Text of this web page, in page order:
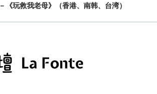
《玩救我老母》（香港、南韩、台湾）